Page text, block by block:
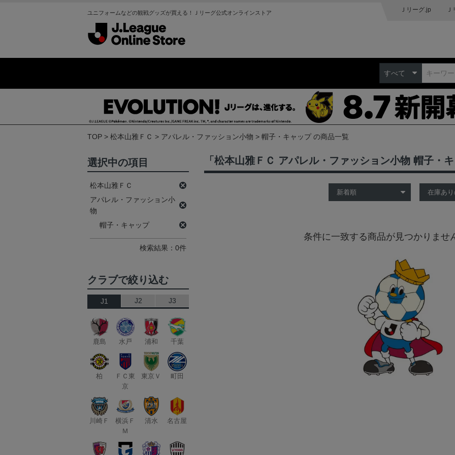
ユニフォームなどの観戦グッズが買える！Ｊリーグ公式オンラインストア Ｊリーグ.jp
すべて
TOP 松本山雅ＦＣ アパレル・ファッション小物 帽子・キャップ の商品一覧
「松本山雅ＦＣ アパレル・ファッション小物 帽子・
条件に一致する商品が見つかりませ
選択中の項目
松本山雅ＦＣ
アパレル・ファッション小
物
帽子・キャップ
検索結果：0件
クラブで絞り込む
J1 J2 J3
鹿島 水戸 浦和 千葉
柏
ＦＣ東
京
東京Ｖ 町田
川崎Ｆ
横浜Ｆ
Ｍ
清水 名古屋